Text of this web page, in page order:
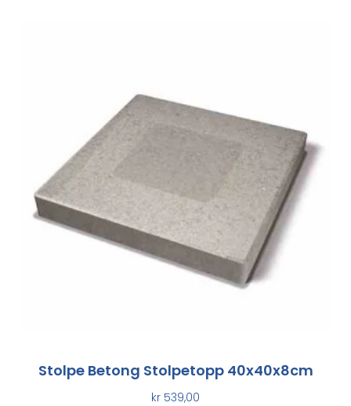
Stolpe Betong Stolpetopp 40x40x8cm
kr 539,00